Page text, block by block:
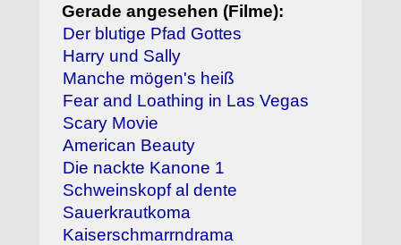
Gerade angesehen (Filme):
Der blutige Pfad Gottes
Harry und Sally
Manche mögen's heiß
Fear and Loathing in Las Vegas
Scary Movie
American Beauty
Die nackte Kanone 1
Schweinskopf al dente
Sauerkrautkoma
Kaiserschmarrndrama